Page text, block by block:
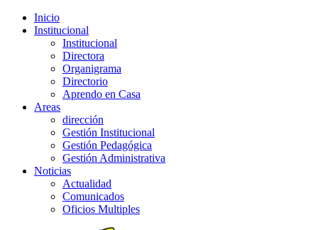
Inicio
Institucional
Institucional
Directora
Organigrama
Directorio
Aprendo en Casa
Areas
dirección
Gestión Institucional
Gestión Pedagógica
Gestión Administrativa
Noticias
Actualidad
Comunicados
Oficios Multiples